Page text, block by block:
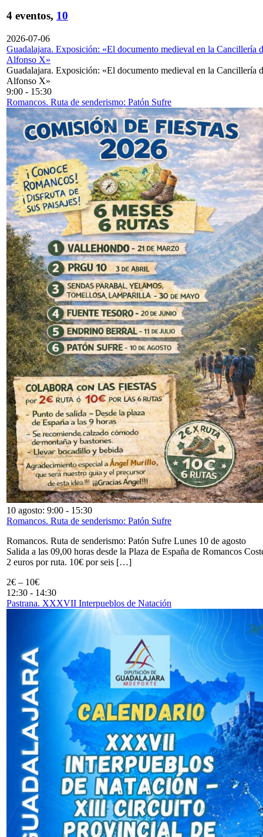
4 eventos, 10
2026-07-06
Guadalajara. Exposición: «El documento medieval en la Cancillería
Alfonso X»
Guadalajara. Exposición: «El documento medieval en la Cancillería
Alfonso X»
9:00 - 15:30
Romancos. Ruta de senderismo: Patón Sufre
10 agosto: 9:00 - 15:30
Romancos. Ruta de senderismo: Patón Sufre
Romancos. Ruta de senderismo: Patón Sufre Lunes 10 de agosto
Salida a las 09,00 horas desde la Plaza de España de Romancos
2 euros por ruta. 10€ por seis […]
2€ – 10€
12:30 - 14:30
Pastrana. XXXVII Interpueblos de Natación